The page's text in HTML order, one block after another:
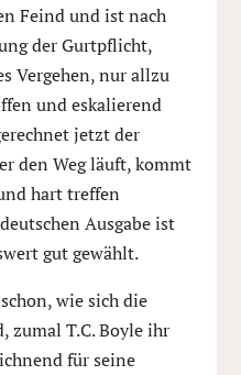
Feind und ist nach
der Gurtpflicht,
Vergehen, nur allzu
und eskalierend
jetzt der
den Weg läuft, kommt
hart treffen
Ausgabe ist
gut gewählt.
wie sich die
zumal T.C. Boyle ihr
für seine